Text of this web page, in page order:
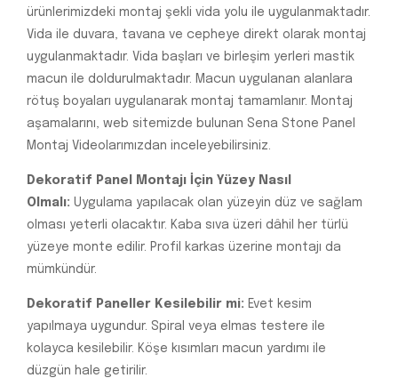
ürünlerimizdeki montaj şekli vida yolu ile uygulanmaktadır.
Vida ile duvara, tavana ve cepheye direkt olarak montaj
uygulanmaktadır. Vida başları ve birleşim yerleri mastik
macun ile doldurulmaktadır. Macun uygulanan alanlara
rötuş boyaları uygulanarak montaj tamamlanır. Montaj
aşamalarını, web sitemizde bulunan Sena Stone Panel
Montaj Videolarımızdan inceleyebilirsiniz.
Dekoratif Panel Montajı İçin Yüzey Nasıl
Olmalı: Uygulama yapılacak olan yüzeyin düz ve sağlam
olması yeterli olacaktır. Kaba sıva üzeri dâhil her türlü
yüzeye monte edilir. Profil karkas üzerine montajı da
mümkündür.
Dekoratif Paneller Kesilebilir mi: Evet kesim
yapılmaya uygundur. Spiral veya elmas testere ile
kolayca kesilebilir. Köşe kısımları macun yardımı ile
düzgün hale getirilir.